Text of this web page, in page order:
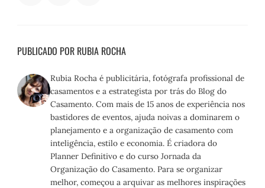
PUBLICADO POR RUBIA ROCHA
Rubia Rocha é publicitária, fotógrafa profissional de
casamentos e a estrategista por trás do Blog do
Casamento. Com mais de 15 anos de experiência nos
bastidores de eventos, ajuda noivas a dominarem o
planejamento e a organização de casamento com
inteligência, estilo e economia. É criadora do
Planner Definitivo e do curso Jornada da
Organização do Casamento. Para se organizar
melhor, começou a arquivar as melhores inspirações